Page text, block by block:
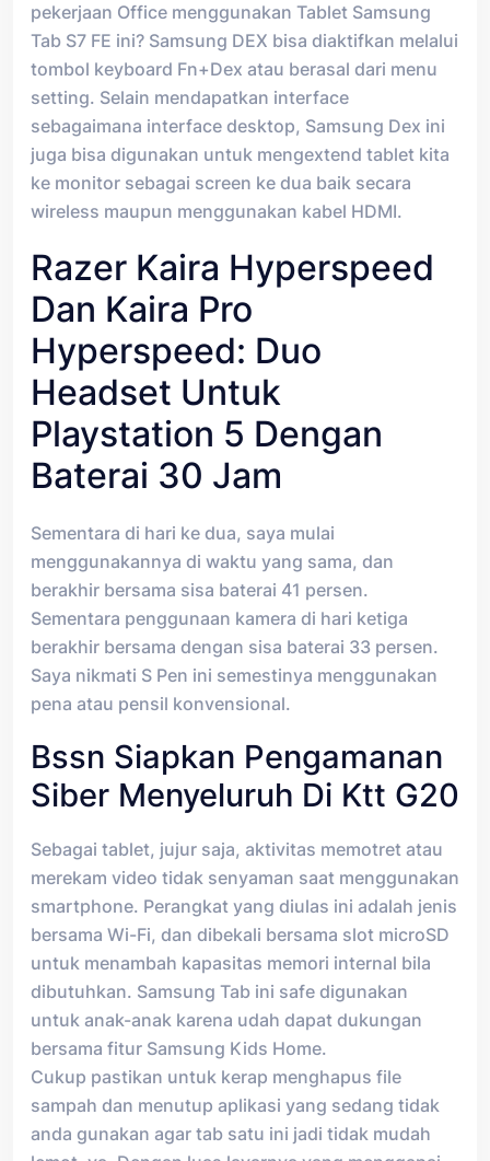
pekerjaan Office menggunakan Tablet Samsung
Tab S7 FE ini? Samsung DEX bisa diaktifkan melalui
tombol keyboard Fn+Dex atau berasal dari menu
setting. Selain mendapatkan interface
sebagaimana interface desktop, Samsung Dex ini
juga bisa digunakan untuk mengextend tablet kita
ke monitor sebagai screen ke dua baik secara
wireless maupun menggunakan kabel HDMI.
Razer Kaira Hyperspeed
Dan Kaira Pro
Hyperspeed: Duo
Headset Untuk
Playstation 5 Dengan
Baterai 30 Jam
Sementara di hari ke dua, saya mulai
menggunakannya di waktu yang sama, dan
berakhir bersama sisa baterai 41 persen.
Sementara penggunaan kamera di hari ketiga
berakhir bersama dengan sisa baterai 33 persen.
Saya nikmati S Pen ini semestinya menggunakan
pena atau pensil konvensional.
Bssn Siapkan Pengamanan
Siber Menyeluruh Di Ktt G20
Sebagai tablet, jujur saja, aktivitas memotret atau
merekam video tidak senyaman saat menggunakan
smartphone. Perangkat yang diulas ini adalah jenis
bersama Wi-Fi, dan dibekali bersama slot microSD
untuk menambah kapasitas memori internal bila
dibutuhkan. Samsung Tab ini safe digunakan
untuk anak-anak karena udah dapat dukungan
bersama fitur Samsung Kids Home.
Cukup pastikan untuk kerap menghapus file
sampah dan menutup aplikasi yang sedang tidak
anda gunakan agar tab satu ini jadi tidak mudah